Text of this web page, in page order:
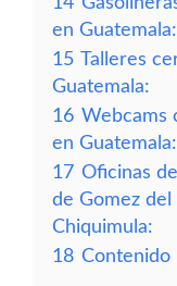
en Guatemala:
15 Talleres
Guatemala:
16 Webcams
en Guatemala:
17 Oficinas
de Gomez
Chiquimula:
18 Contenido